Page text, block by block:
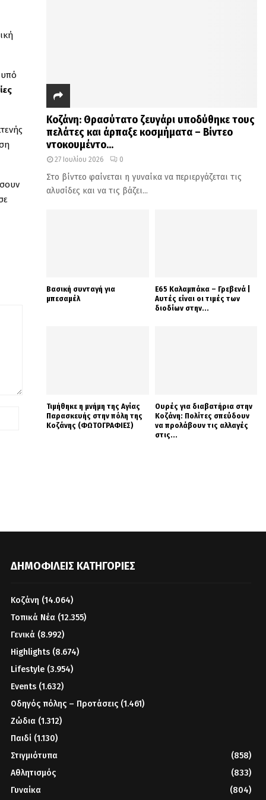
Κοζάνη: Θρασύτατο ζευγάρι υποδύθηκε τους
πελάτες και άρπαξε κοσμήματα – Βίντεο
ντοκουμέντο...
27 Ιουλίου 2026 0
Στο βίντεο φαίνεται η γυναίκα να περιεργάζεται τις
αλυσίδες και να τις βάζει...
Βασική συνταγή για
μπεσαμέλ
Ε65 Καλαμπάκα – Γρεβενά |
Αυτές είναι οι τιμές των
διοδίων στην...
Τιμήθηκε η μνήμη της Αγίας
Παρασκευής στην πόλη της
Κοζάνης (ΦΩΤΟΓΡΑΦΙΕΣ)
Ουρές για διαβατήρια στην
Κοζάνη: Πολίτες σπεύδουν
να προλάβουν τις αλλαγές
στις...
ΔΗΜΟΦΙΛΕΊΣ ΚΑΤΗΓΟΡΊΕΣ
Κοζάνη (14.064)
Τοπικά Νέα (12.355)
Γενικά (8.992)
Highlights (8.674)
Lifestyle (3.954)
Events (1.632)
Οδηγός πόλης – Προτάσεις (1.461)
Ζώδια (1.312)
Παιδί (1.130)
Στιγμιότυπα
(858)
Αθλητισμός
(833)
Γυναίκα
(804)